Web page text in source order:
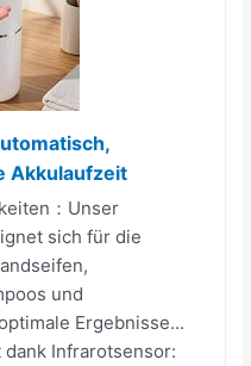
Akkulaufzeit
：Unser
sich für die
und
Ergebnisse...
Infrarotsensor: